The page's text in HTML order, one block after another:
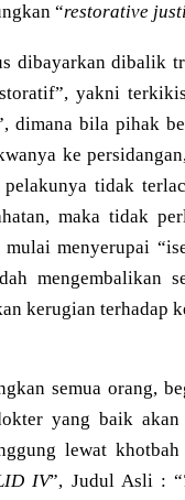
“restorative
dibayarkan dibalik
yakni
dimana bila pihak
ke
tidak
maka tidak
menyerupai
mengembalikan
kerugian terhadap
semua orang,
yang baik
lewat khotbah
IV”, Judul Asli : “